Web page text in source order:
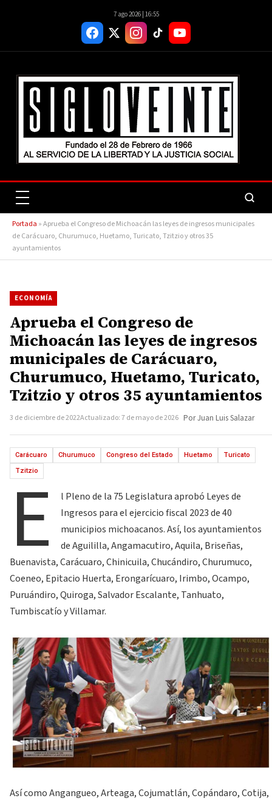
7 ago 2026 | 16:55
Portada »Aprueba el Congreso de Michoacán las leyes de ingresos municipales
de Carácuaro, Churumuco, Huetamo, Turicato, Tzitzio y otros 35
ayuntamientos
ECONOMÍA
Aprueba el Congreso de
Michoacán las leyes de ingresos
municipales de Carácuaro,
Churumuco, Huetamo, Turicato,
Tzitzio y otros 35 ayuntamientos
3 de diciembre de 2022Actualizado: 7 de mayo de 2026 Por Juan Luis Salazar
Carácuaro Churumuco Congreso del Estado Huetamo
Turicato
Tzitzio
E
l Pleno de la 75 Legislatura aprobó Leyes de
Ingresos para el ejercicio fiscal 2023 de 40
municipios michoacanos. Así, los ayuntamientos
de Aguililla, Angamacutiro, Aquila, Briseñas,
Buenavista, Carácuaro, Chinicuila, Chucándiro, Churumuco,
Coeneo, Epitacio Huerta, Erongarícuaro, Irimbo, Ocampo,
Puruándiro, Quiroga, Salvador Escalante, Tanhuato,
Tumbiscatío y Villamar.
Así como Angangueo, Arteaga, Cojumatlán, Copándaro, Cotija,